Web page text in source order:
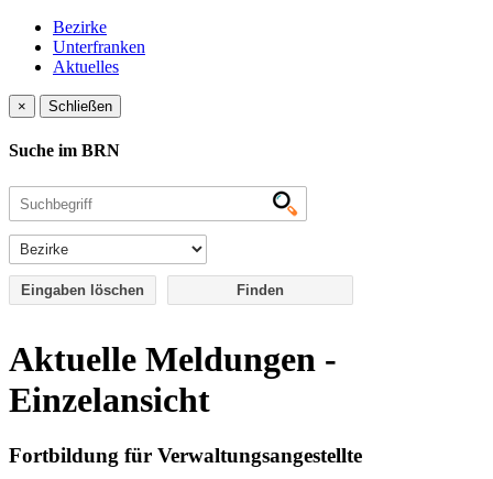
Bezirke
Unterfranken
Aktuelles
× Schließen
Suche im BRN
Eingaben löschen
Aktuelle Meldungen -
Einzelansicht
Fortbildung für Verwaltungsangestellte